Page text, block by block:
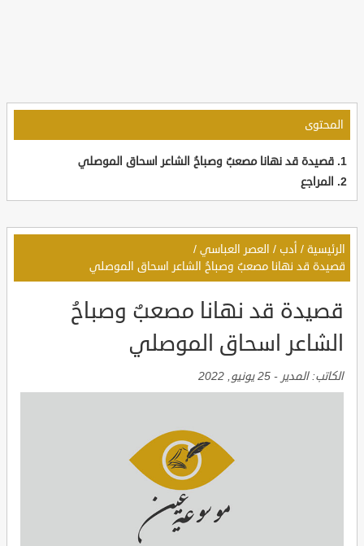
المحتوى
قصيدة قد نهانا مصعبٌ وصباحُ الشاعر اسحاق الموصلي
المراجع
الرئيسية / أدب / العصر العباسي /
قصيدة قد نهانا مصعبٌ وصباحُ الشاعر اسحاق الموصلي
قصيدة قد نهانا مصعبٌ وصباحُ
الشاعر اسحاق الموصلي
الكاتب:المدير - 25 يونيو, 2022